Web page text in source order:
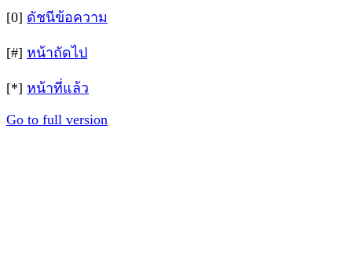
[0] ดัชนีข้อความ
[#] หน้าถัดไป
[*] หน้าที่แล้ว
Go to full version